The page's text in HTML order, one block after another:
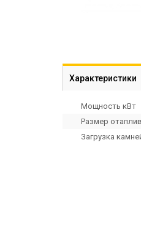
Характеристики
Мощность кВт
Размер
Загрузка